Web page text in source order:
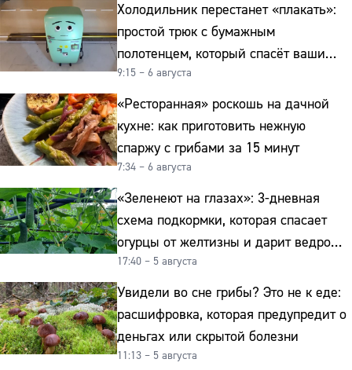
Холодильник перестанет «плакать»:
простой трюк с бумажным
полотенцем, который спасёт ваши
овощи от гнили
9:15 – 6 августа
«Ресторанная» роскошь на дачной
кухне: как приготовить нежную
спаржу с грибами за 15 минут
7:34 – 6 августа
«Зеленеют на глазах»: 3-дневная
схема подкормки, которая спасает
огурцы от желтизны и дарит ведро
урожая
17:40 – 5 августа
Увидели во сне грибы? Это не к еде:
расшифровка, которая предупредит о
деньгах или скрытой болезни
11:13 – 5 августа